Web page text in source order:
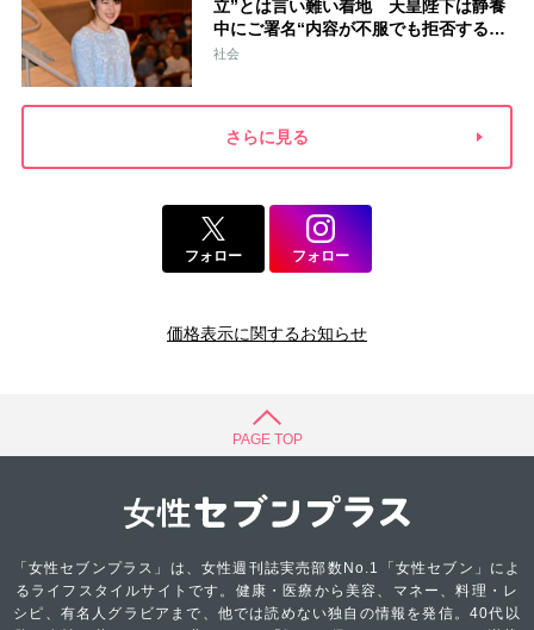
立”とは言い難い着地 天皇陛下は静養
中にご署名“内容が不服でも拒否するこ
とはできない” 米大手紙は男系男子に
社会
さらに見る
フォロー フォロー
価格表示に関するお知らせ
PAGE TOP
「女性セブンプラス」は、女性週刊誌実売部数No.1「女性セブン」によ
るライフスタイルサイトです。健康・医療から美容、マネー、料理・レ
シピ、有名人グラビアまで、他では読めない独自の情報を発信。40代以